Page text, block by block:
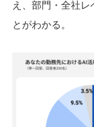
え、部門・全社
とがわかる。